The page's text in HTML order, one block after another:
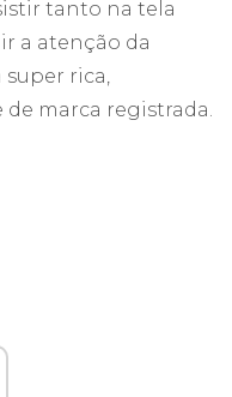
tanto na tela
a atenção da
rica,
marca registrada.